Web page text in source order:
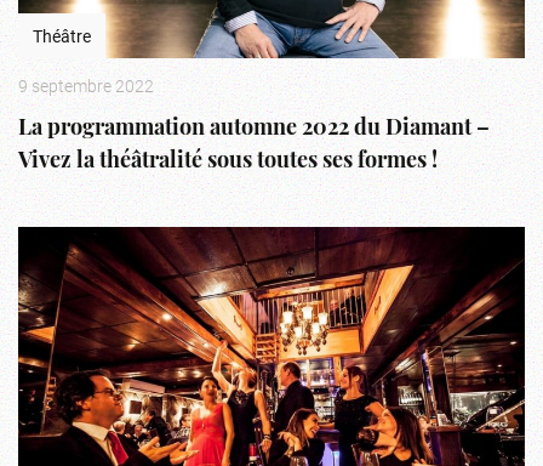
Théâtre
9 septembre 2022
La programmation automne 2022 du Diamant –
Vivez la théâtralité sous toutes ses formes !